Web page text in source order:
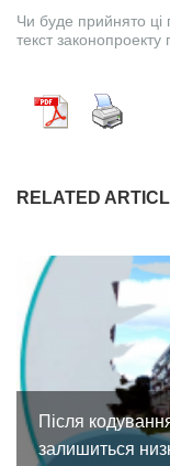
Чи буде прийнято ці
текст
RELATED
Після
залишиться